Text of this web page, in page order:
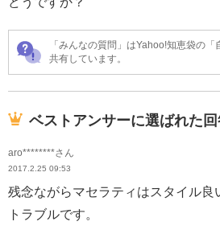
「みんなの質問」はYahoo!知恵袋の
共有しています。
ベストアンサーに選ばれた
aro********さん
2017.2.25 09:53
残念ながらマセラティはスタイル良
トラブルです。